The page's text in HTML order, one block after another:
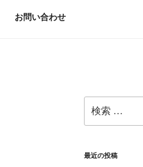
お問い合わせ
索:
最近の投稿